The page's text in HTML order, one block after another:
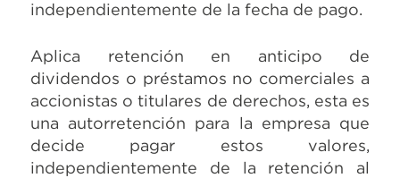
independientemente de la fecha de pago.
Aplica retención en anticipo de
dividendos o préstamos no comerciales a
accionistas o titulares de derechos, esta es
una autorretención para la empresa que
decide pagar estos valores,
independientemente de la retención al